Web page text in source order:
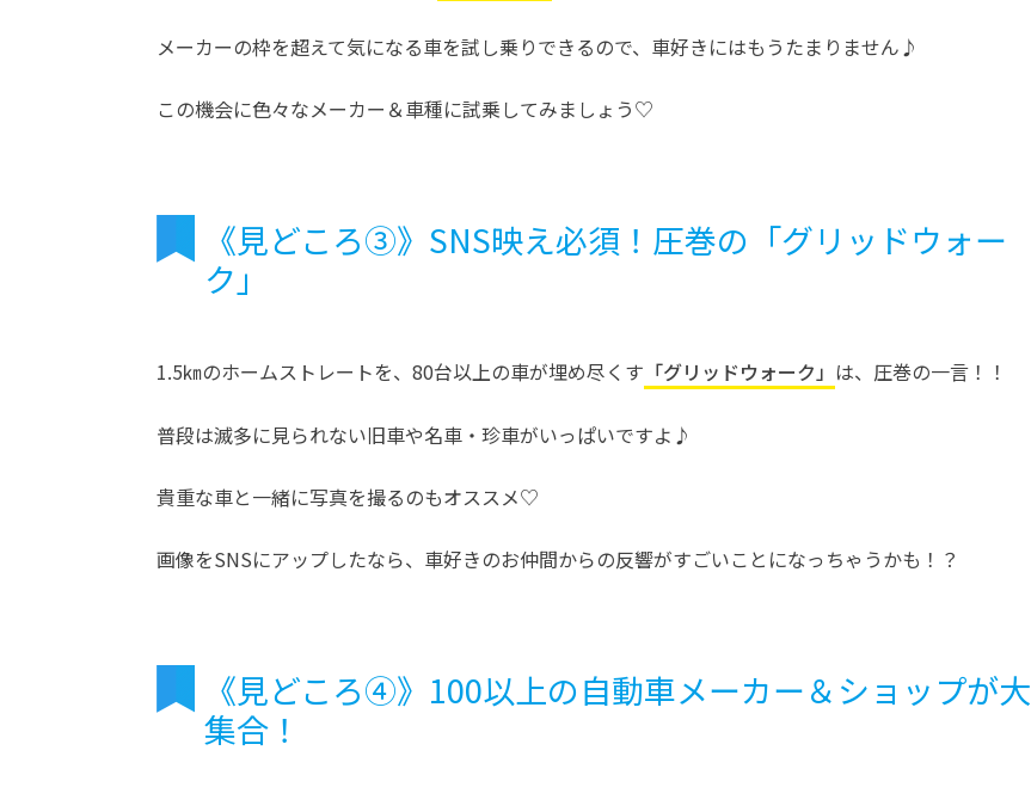
メーカーの枠を超えて気になる車を試し乗りできるので、車好きにはもうたまりません♪
この機会に色々なメーカー＆車種に試乗してみましょう♡
《見どころ③》SNS映え必須！圧巻の「グリッドウォー
ク」
1.5㎞のホームストレートを、80台以上の車が埋め尽くす 「グリッドウォーク」 は、圧巻の一言！！
普段は滅多に見られない旧車や名車・珍車がいっぱいですよ♪
貴重な車と一緒に写真を撮るのもオススメ♡
画像をSNSにアップしたなら、車好きのお仲間からの反響がすごいことになっちゃうかも！？
《見どころ④》100以上の自動車メーカー＆ショップが大
集合！